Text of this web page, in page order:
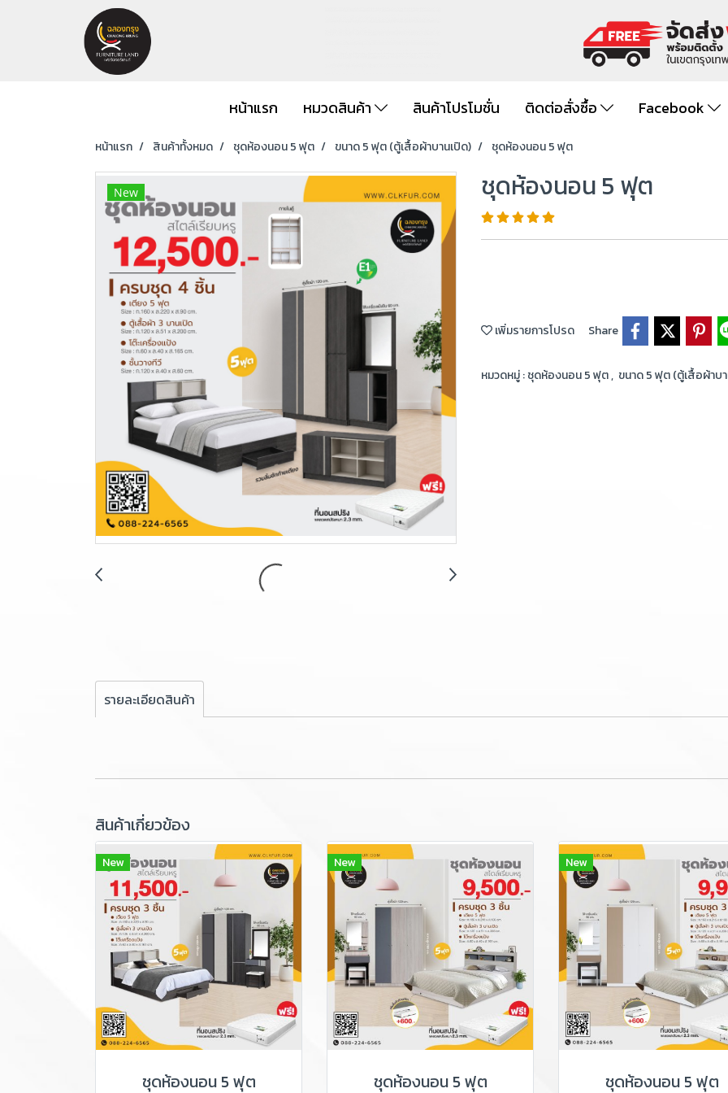
หน้าแรก หมวดสินค้า สินค้าโปรโมชั่น ติดต่อสั่งซื้อ Facebook
หน้าแรก สินค้าทั้งหมด ชุดห้องนอน 5 ฟุต ขนาด 5 ฟุต (ตู้เสื้อผ้าบานเปิด) ชุดห้องนอน 5 ฟุต
New ชุดห้องนอน 5 ฟุต
เพิ่มรายการโปรด Share
หมวดหมู่ :ชุดห้องนอน 5 ฟุต, ขนาด 5 ฟุต (ตู้เสื้อผ้าบ
รายละเอียดสินค้า
สินค้าเกี่ยวข้อง
New
ชุดห้องนอน 5 ฟุต
New
ชุดห้องนอน 5 ฟุต
New
ชุดห้องนอน 5 ฟุต